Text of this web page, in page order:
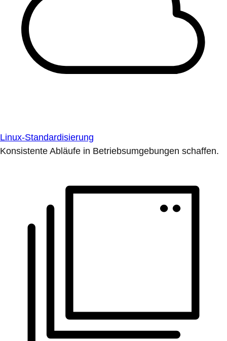
Linux-Standardisierung
Konsistente Abläufe in Betriebsumgebungen schaffen.